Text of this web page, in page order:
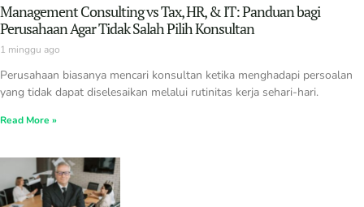
Management Consulting vs Tax, HR, & IT: Panduan bagi
Perusahaan Agar Tidak Salah Pilih Konsultan
1 minggu ago
Perusahaan biasanya mencari konsultan ketika menghadapi persoalan
yang tidak dapat diselesaikan melalui rutinitas kerja sehari-hari.
Read More »